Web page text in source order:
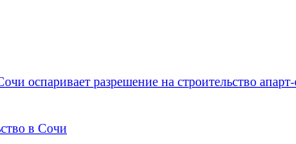
оспаривает разрешение на строительство